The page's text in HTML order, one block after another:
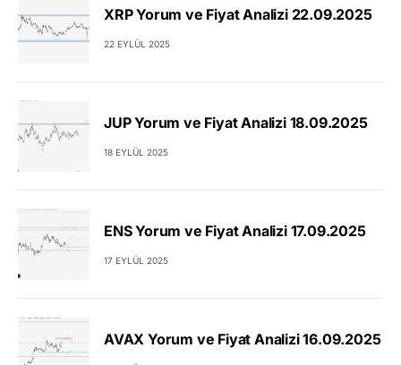
XRP Yorum ve Fiyat Analizi 22.09.2025
22 EYLÜL 2025
JUP Yorum ve Fiyat Analizi 18.09.2025
18 EYLÜL 2025
ENS Yorum ve Fiyat Analizi 17.09.2025
17 EYLÜL 2025
AVAX Yorum ve Fiyat Analizi 16.09.2025